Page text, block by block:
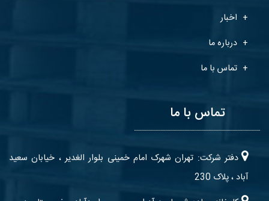
اخبار
درباره ما
تماس با ما
تماس با ما
دفتر شرکت: تهران شهرک امام خمینی بلوار الغدیر ، خیابان سعید
آباد ، پلاک 230